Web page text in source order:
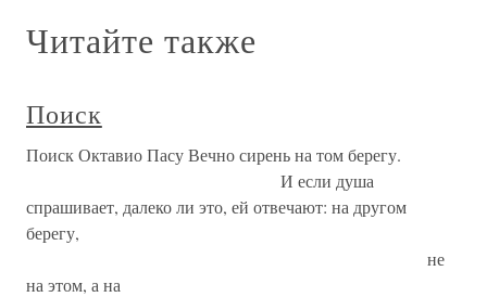
Читайте также
Поиск
Поиск Октавио Пасу Вечно сирень на том берегу.
И если душа
спрашивает, далеко ли это, ей отвечают: на другом
берегу,
не
на этом, а на